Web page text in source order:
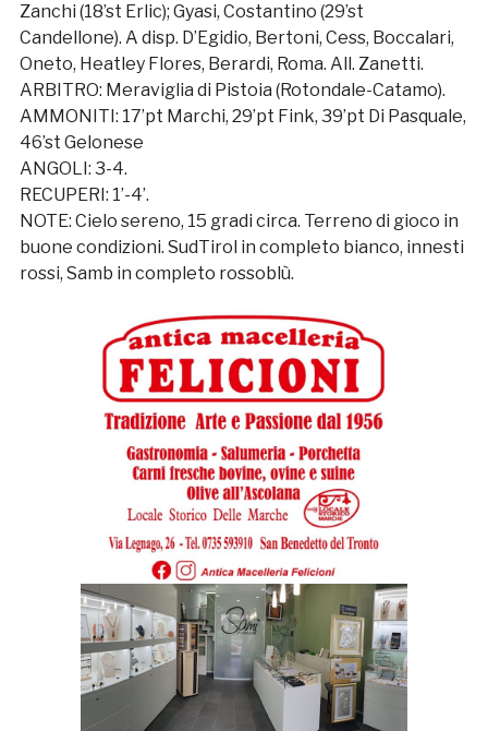
Zanchi (18’st Erlic); Gyasi, Costantino (29’st
Candellone). A disp. D’Egidio, Bertoni, Cess, Boccalari,
Oneto, Heatley Flores, Berardi, Roma. All. Zanetti.
ARBITRO: Meraviglia di Pistoia (Rotondale-Catamo).
AMMONITI: 17’pt Marchi, 29’pt Fink, 39’pt Di Pasquale,
46’st Gelonese
ANGOLI: 3-4.
RECUPERI: 1’-4’.
NOTE: Cielo sereno, 15 gradi circa. Terreno di gioco in
buone condizioni. SudTirol in completo bianco, innesti
rossi, Samb in completo rossoblù.